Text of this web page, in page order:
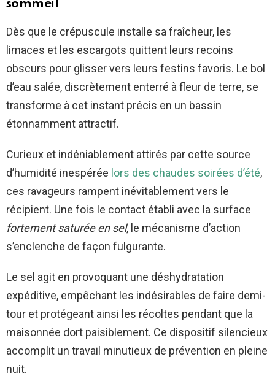
sommeil
Dès que le crépuscule installe sa fraîcheur, les
limaces et les escargots quittent leurs recoins
obscurs pour glisser vers leurs festins favoris. Le bol
d’eau salée, discrètement enterré à fleur de terre, se
transforme à cet instant précis en un bassin
étonnamment attractif.
Curieux et indéniablement attirés par cette source
d’humidité inespérée lors des chaudes soirées d’été,
ces ravageurs rampent inévitablement vers le
récipient. Une fois le contact établi avec la surface
fortement saturée en sel, le mécanisme d’action
s’enclenche de façon fulgurante.
Le sel agit en provoquant une déshydratation
expéditive, empêchant les indésirables de faire demi-
tour et protégeant ainsi les récoltes pendant que la
maisonnée dort paisiblement. Ce dispositif silencieux
accomplit un travail minutieux de prévention en pleine
nuit.